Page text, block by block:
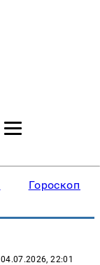
Гороскопы
04.07.2026, 22:01